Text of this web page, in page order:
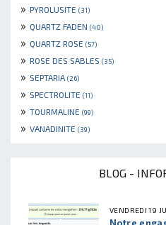
» PYROLUSITE (31)
» QUARTZ FADEN (40)
» QUARTZ ROSE (57)
» ROSE DES SABLES (35)
» SEPTARIA (26)
» SPECTROLITE (11)
» TOURMALINE (99)
» VANADINITE (39)
BLOG -
VENDREDI 19
Notre